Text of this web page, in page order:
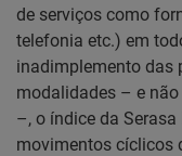
de serviços como
telefonia etc.) em
inadimplemento das
modalidades – e
–, o índice da
movimentos cíclicos